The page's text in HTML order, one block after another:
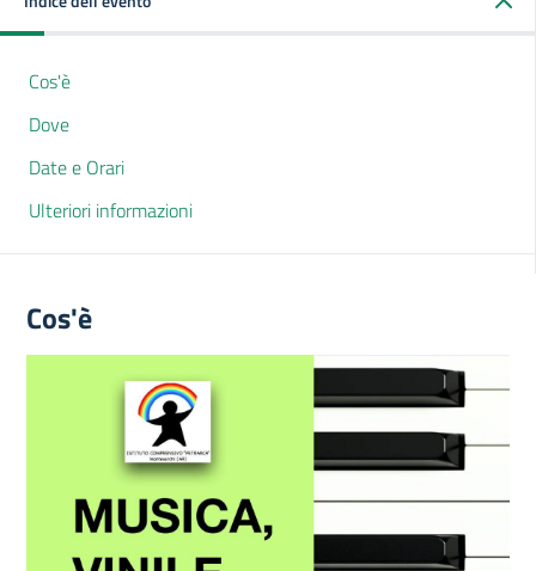
Cos'è
Dove
Date e Orari
Ulteriori informazioni
Cos'è